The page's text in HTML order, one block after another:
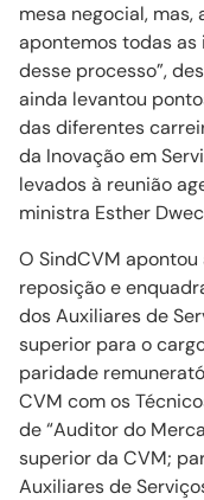
mesa negocial,
apontemos todas
desse processo”,
ainda levantou
das diferentes
da Inovação em
levados à reunião
ministra Esther
O SindCVM
reposição e
dos Auxiliares de
superior para o
paridade
CVM com os
de “Auditor do
superior da CVM;
Auxiliares de